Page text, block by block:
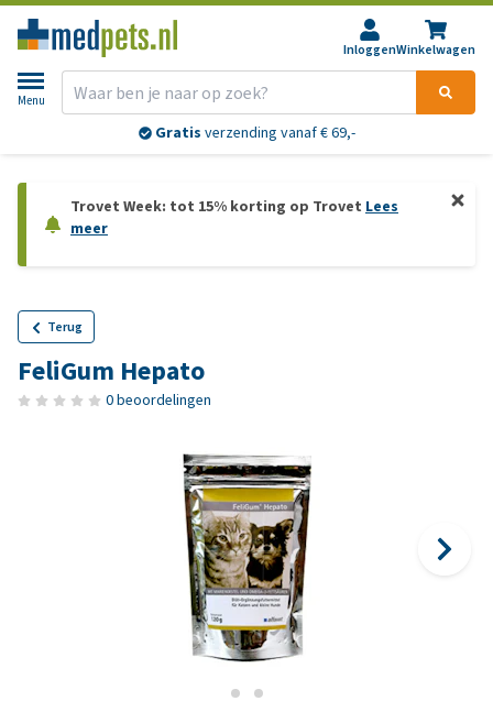
InloggenWinkelwagen
Menu
Gratis verzending vanaf € 69,-
Trovet Week: tot 15% korting op Trovet Lees
meer
Terug
FeliGum Hepato
0 beoordelingen